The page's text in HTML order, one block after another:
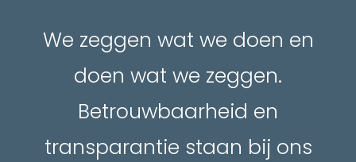
We zeggen wat we doen en
doen wat we zeggen.
Betrouwbaarheid en
transparantie staan bij ons